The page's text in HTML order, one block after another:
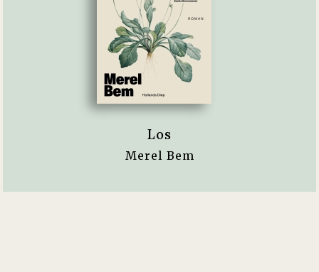
Los
Merel Bem